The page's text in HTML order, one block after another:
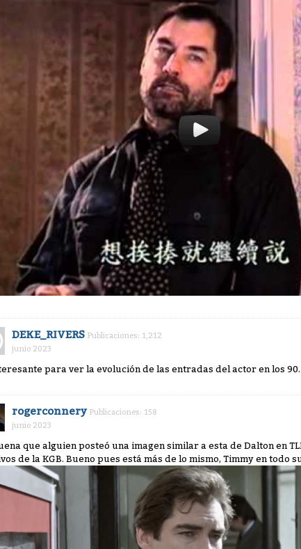
DEKE_RIVERS Publicaciones: 1,212
junio 2023
para ver la evolución de las entradas del actor en los
rogerconnery Publicaciones: 158
junio 2023
que alguien posteó una imagen similar a esta de Dalton en
de la KGB. Bueno pues está más de lo mismo, Timmy en todo